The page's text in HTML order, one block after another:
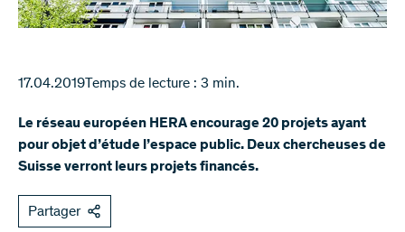
17.04.2019Temps de lecture : 3 min.
Le réseau européen HERA encourage 20 projets ayant
pour objet d’étude l’espace public. Deux chercheuses de
Suisse verront leurs projets financés.
Partager